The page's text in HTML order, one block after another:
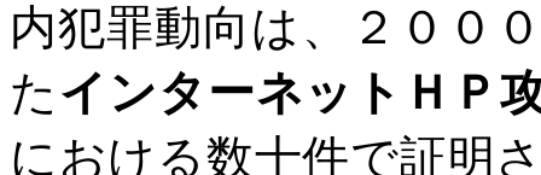
内犯罪動向は、２００
た インターネットＨＰ
における数十件で証明